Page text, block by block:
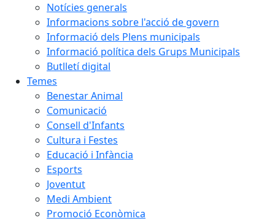
Notícies generals
Informacions sobre l'acció de govern
Informació dels Plens municipals
Informació política dels Grups Municipals
Butlletí digital
Temes
Benestar Animal
Comunicació
Consell d'Infants
Cultura i Festes
Educació i Infància
Esports
Joventut
Medi Ambient
Promoció Econòmica